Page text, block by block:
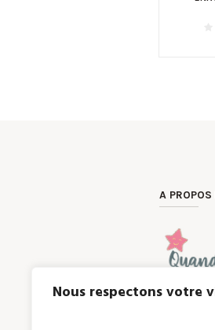
Nous respectons votre
A
Une